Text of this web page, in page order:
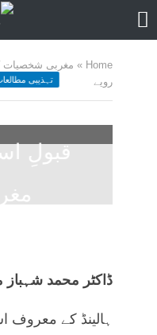
Home
» مغربی شخصیات
رویے
تہذیبی
قبولِ
ڈاکٹر محمد شہباز
ہالینڈ کے